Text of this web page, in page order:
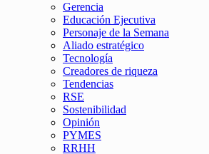
Gerencia
Educación Ejecutiva
Personaje de la Semana
Aliado estratégico
Tecnología
Creadores de riqueza
Tendencias
RSE
Sostenibilidad
Opinión
PYMES
RRHH